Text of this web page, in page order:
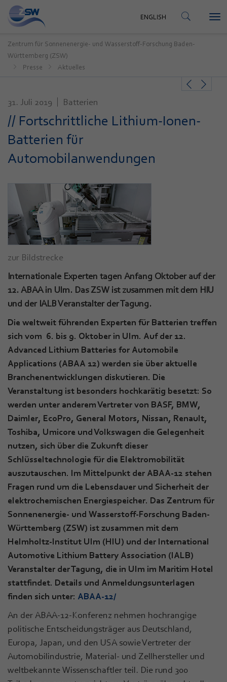
KONTAKT
ENGLISH
Zentrum für Sonnenenergie- und Wasserstoff-Forschung Baden-
Württemberg (ZSW)
Presse
Aktuelles
31. Juli 2019 Batterien
// Fortschrittliche Lithium-Ionen-
Batterien für
Automobilanwendungen
zur Bildstrecke
Internationale Experten tagen Anfang Oktober auf der
12. ABAA in Ulm. Das ZSW ist zusammen mit dem HIU
und der IALB Veranstalter der Tagung.
Die weltweit führenden Experten für Batterien treffen
sich vom 6. bis 9. Oktober in Ulm. Auf der 12.
Advanced Lithium Batteries for Automobile
Applications (ABAA 12) werden sie über aktuelle
Branchenentwicklungen diskutieren. Die
Veranstaltung ist besonders hochkarätig besetzt: So
werden unter anderem Vertreter von BASF, BMW,
Daimler, EcoPro, General Motors, Nissan, Renault,
Toshiba, Umicore und Volkswagen die Gelegenheit
nutzen, sich über die Zukunft dieser
Schlüsseltechnologie für die Elektromobilität
auszutauschen. Im Mittelpunkt der ABAA-12 stehen
Fragen rund um die Lebensdauer und Sicherheit der
elektrochemischen Energiespeicher. Das Zentrum für
Sonnenenergie- und Wasserstoff-Forschung Baden-
Württemberg (ZSW) ist zusammen mit dem
Helmholtz-Institut Ulm (HIU) und der International
Automotive Lithium Battery Association (IALB)
Veranstalter der Tagung, die in Ulm im Maritim Hotel
stattfindet. Details und Anmeldungsunterlagen
finden sich unter: ABAA-12/
An der ABAA-12-Konferenz nehmen hochrangige
politische Entscheidungsträger aus Deutschland,
Europa, Japan, und den USA sowie Vertreter der
Automobilindustrie, Material- und Zellhersteller und
weltbekannte Wissenschaftler teil. Die rund 300